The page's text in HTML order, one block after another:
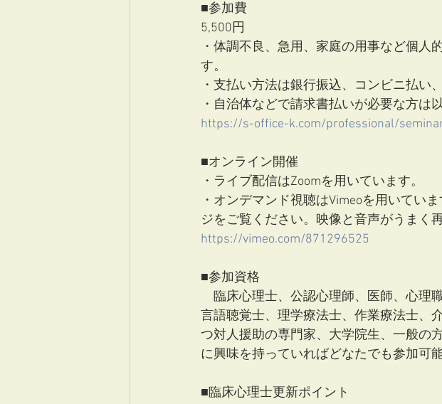
■参加費
5,500円
・体調不良、急用、家庭の用事など個人
す。
・支払い方法は銀行振込、コンビニ払い
・自治体などで請求書払いが必要な方は
https://s-office-k.com/professional/
■オンライン開催
・ライブ配信はZoomを用いています。
・オンデマンド視聴はVimeoを用いてい
ジをご覧ください。映像と音声がうまく
https://vimeo.com/871296525
■参加資格
臨床心理士、公認心理師、医師、心理
言語聴覚士、理学療法士、作業療法士、
つ対人援助の専門家、大学院生、一般の
に興味を持っていればどなたでも参加可能
■臨床心理士更新ポイント